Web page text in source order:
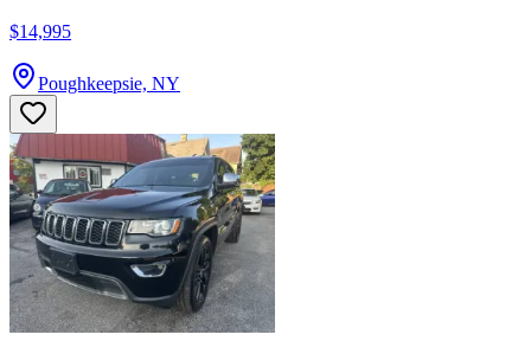
$14,995
Poughkeepsie, NY